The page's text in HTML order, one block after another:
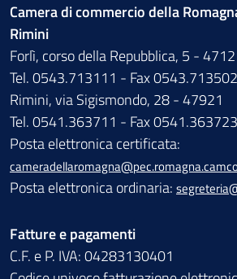
Camera di commercio della
Rimini
Forlì, corso della Repubblica, 5 -
Tel. 0543.713111 - Fax 0543.713502
Rimini, via Sigismondo, 28 - 47921
Tel. 0541.363711 - Fax 0541.363723
Posta elettronica certificata:
Posta elettronica ordinaria:
Fatture e pagamenti
C.F. e P. IVA: 04283130401